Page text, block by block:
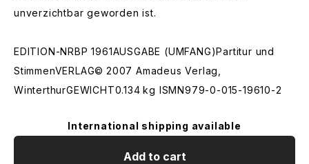
unverzichtbar geworden ist.
EDITION-NRBP 1961AUSGABE (UMFANG)Partitur und
StimmenVERLAG© 2007 Amadeus Verlag,
WinterthurGEWICHT0.134 kg ISMN979-0-015-19610-2
International shipping available
Add to cart